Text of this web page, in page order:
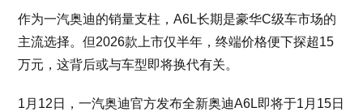
作为一汽奥迪的销量支柱，A6L长期是豪华C级车市场的
主流选择。但2026款上市仅半年，终端价格便下探超15
万元，这背后或与车型即将换代有关。
1月12日，一汽奥迪官方发布全新奥迪A6L即将于1月15日